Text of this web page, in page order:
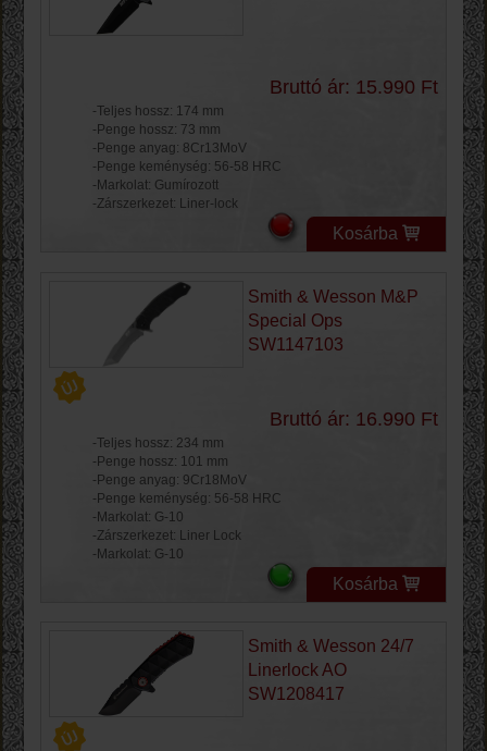
Bruttó ár: 15.990 Ft
-Teljes hossz: 174 mm
-Penge hossz: 73 mm
-Penge anyag: 8Cr13MoV
-Penge keménység: 56-58 HRC
-Markolat: Gumírozott
-Zárszerkezet: Liner-lock
Kosárba
Smith & Wesson M&P
Special Ops
SW1147103
Bruttó ár: 16.990 Ft
-Teljes hossz: 234 mm
-Penge hossz: 101 mm
-Penge anyag: 9Cr18MoV
-Penge keménység: 56-58 HRC
-Markolat: G-10
-Zárszerkezet: Liner Lock
-Markolat: G-10
Kosárba
Smith & Wesson 24/7
Linerlock AO
SW1208417